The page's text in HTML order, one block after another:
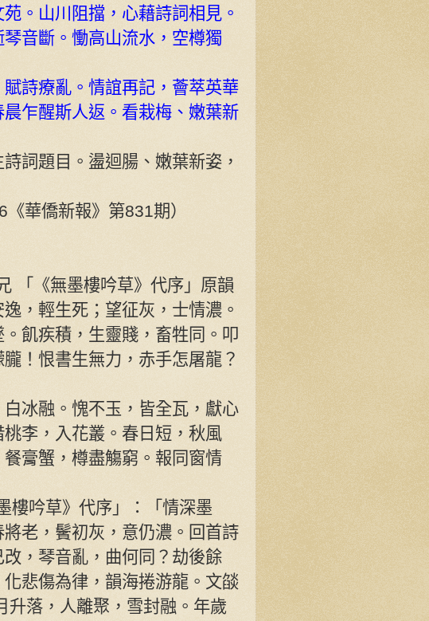
。山川阻擋，心藉詩詞相見。
音斷。慟高山流水，空樽獨
詩療亂。情誼再記，薈萃英華
乍醒斯人返。看栽梅、嫩葉新
詞題目。盪迴腸、嫩葉新姿，
華僑新報》第831期）
「《無墨樓吟草》代序」原韻
，輕生死；望征灰，士情濃。
飢疾積，生靈賤，畜牲同。叩
！恨書生無力，赤手怎屠龍？
冰融。愧不玉，皆全瓦，獻心
李，入花叢。春日短，秋風
膏蟹，樽盡觴窮。報同窗情
樓吟草》代序」：「情深墨
老，鬢初灰，意仍濃。回首詩
，琴音亂，曲何同？劫後餘
悲傷為律，韻海捲游龍。文燄
升落，人離聚，雪封融。年歲